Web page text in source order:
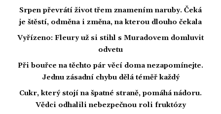
Srpen převrátí život třem znamením naruby. Čeká
je štěstí, odměna i změna, na kterou dlouho čekala
Vyřízeno: Fleury už si stihl s Muradovem domluvit
odvetu
Při bouřce na těchto pár věcí doma nezapomínejte.
Jednu zásadní chybu dělá téměř každý
Cukr, který stojí na špatné straně, pomáhá nádoru.
Vědci odhalili nebezpečnou roli fruktózy